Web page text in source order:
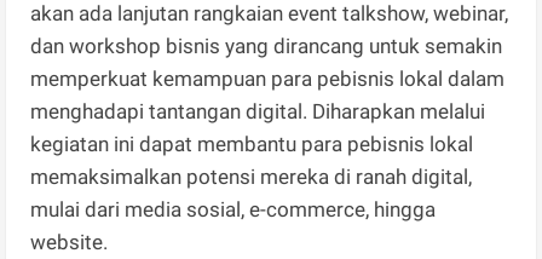
akan ada lanjutan rangkaian event talkshow, webinar,
dan workshop bisnis yang dirancang untuk semakin
memperkuat kemampuan para pebisnis lokal dalam
menghadapi tantangan digital. Diharapkan melalui
kegiatan ini dapat membantu para pebisnis lokal
memaksimalkan potensi mereka di ranah digital,
mulai dari media sosial, e-commerce, hingga
website.